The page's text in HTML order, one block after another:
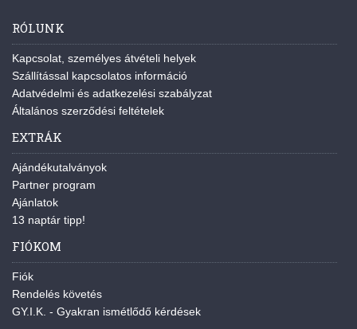
RÓLUNK
Kapcsolat, személyes átvételi helyek
Szállítással kapcsolatos információ
Adatvédelmi és adatkezelési szabályzat
Általános szerződési feltételek
EXTRÁK
Ajándékutalványok
Partner program
Ajánlatok
13 naptár tipp!
FIÓKOM
Fiók
Rendelés követés
GY.I.K. - Gyakran ismétlődő kérdések